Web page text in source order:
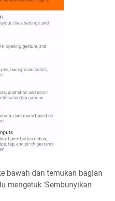
bawah dan temukan bagian
mengetuk 'Sembunyikan